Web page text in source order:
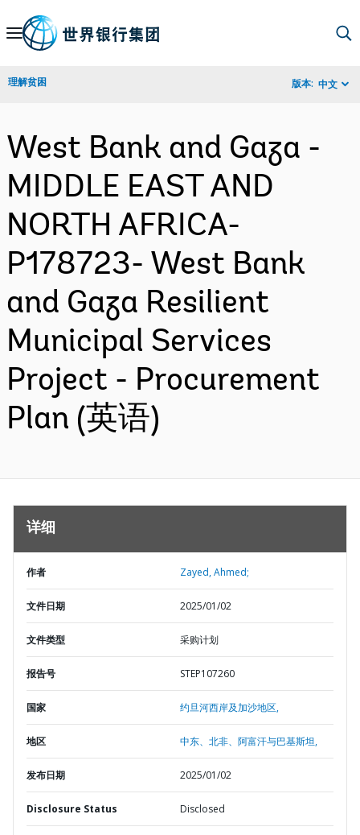
Skip
Navigation
理解贫困 版本: 中文
West Bank and Gaza -
MIDDLE EAST AND
NORTH AFRICA-
P178723- West Bank
and Gaza Resilient
Municipal Services
Project - Procurement
Plan (英语)
详细
作者 Zayed, Ahmed;
文件日期 2025/01/02
文件类型 采购计划
报告号 STEP107260
国家 约旦河西岸及加沙地区,
地区 中东、北非、阿富汗与巴基斯坦,
发布日期 2025/01/02
Disclosure Status Disclosed